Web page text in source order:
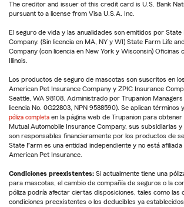
The creditor and issuer of this credit card is U.S. Bank
pursuant to a license from Visa U.S.A. Inc.
El seguro de vida y las anualidades son emitidos por State
Company. (Sin licencia en MA, NY y WI) State Farm Life
Company (con licencia en New York y Wisconsin) Oficinas
Illinois.
Los productos de seguro de mascotas son suscritos en
American Pet Insurance Company y ZPIC Insurance
Seattle, WA 98108. Administrado por Trupanion Managers
licencia No. 0G22803, NPN 9588590). Se aplican términos
póliza completa en la página web de Trupanion para
Mutual Automobile Insurance Company, sus subsidiarias y
son responsables financieramente por los productos de
State Farm es una entidad independiente y no está afiliada
American Pet Insurance.
Condiciones preexistentes: Si actualmente tiene una
para mascotas, el cambio de compañía de seguros o la
póliza podría afectar ciertas disposiciones, tales como las
condiciones preexistentes o los deducibles ya